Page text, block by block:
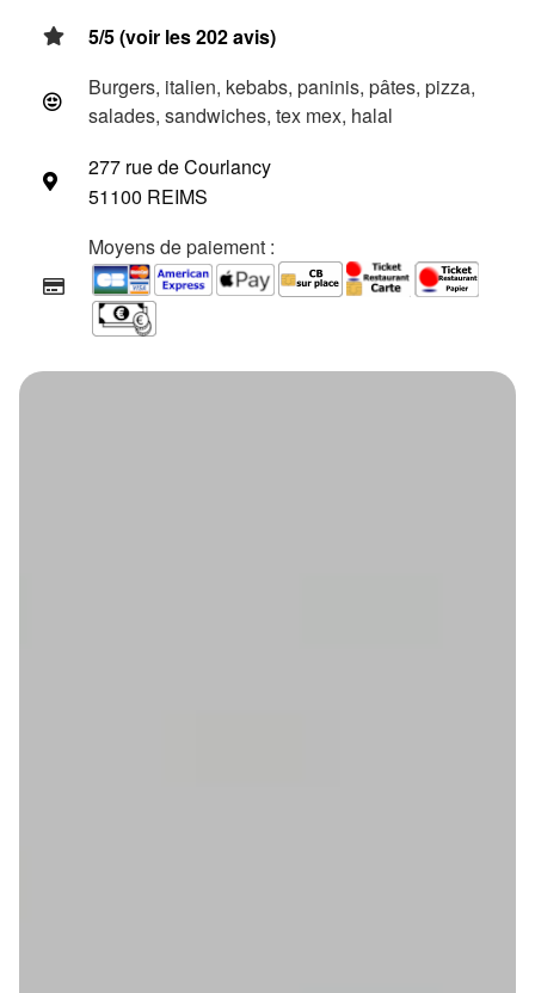
5/5 (voir les 202 avis)
Burgers, italien, kebabs, paninis, pâtes, pizza,
salades, sandwiches, tex mex, halal
277 rue de Courlancy
51100 REIMS
Moyens de paiement :